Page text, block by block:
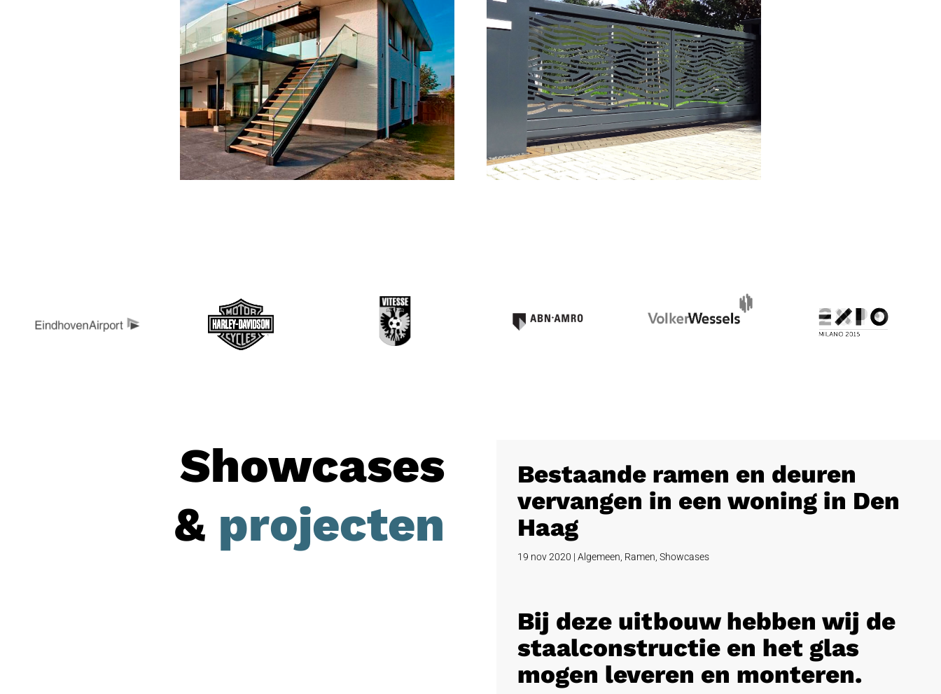
Showcases
& projecten
Bestaande ramen en deuren
vervangen in een woning in Den
Haag
19 nov 2020 | Algemeen Ramen Showcases
Bij deze uitbouw hebben wij de
staalconstructie en het glas
mogen leveren en monteren.